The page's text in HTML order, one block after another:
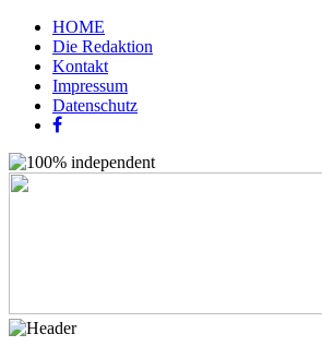
HOME
Die Redaktion
Kontakt
Impressum
Datenschutz